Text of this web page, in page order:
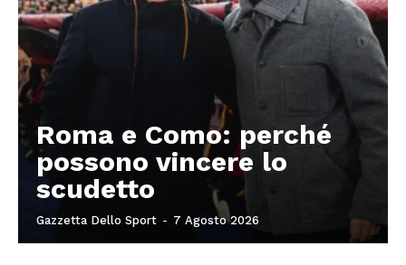
Roma e Como: perché
possono vincere lo
scudetto
Gazzetta Dello Sport - 7 Agosto 2026